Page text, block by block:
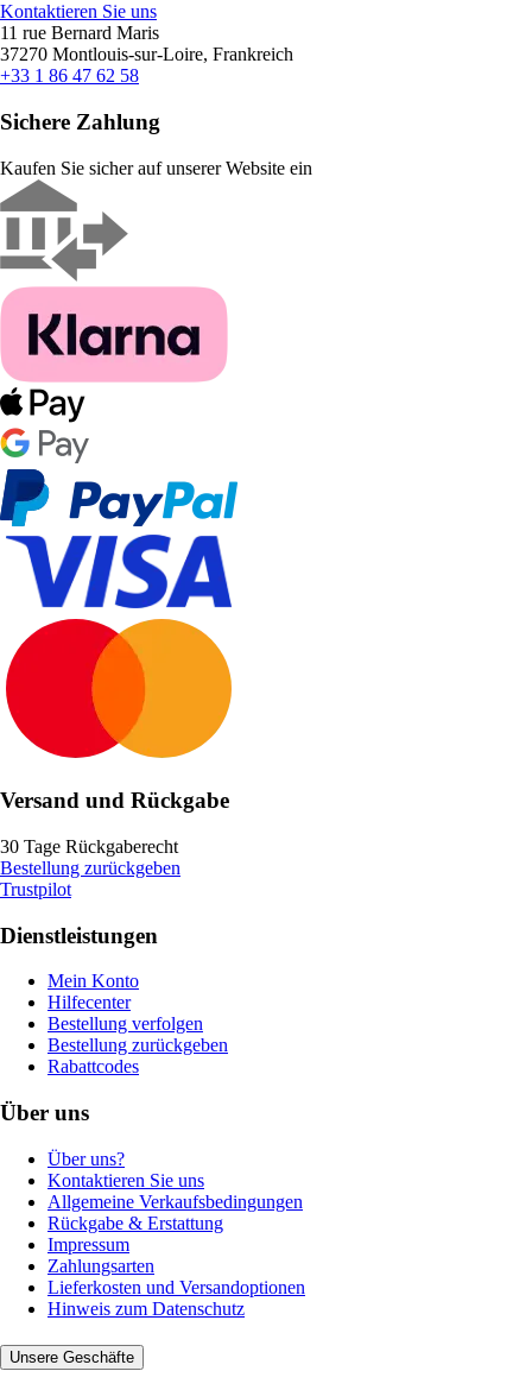
Kontaktieren Sie uns
11 rue Bernard Maris
37270 Montlouis-sur-Loire, Frankreich
+33 1 86 47 62 58
Sichere Zahlung
Kaufen Sie sicher auf unserer Website ein
Versand und Rückgabe
30 Tage Rückgaberecht
Bestellung zurückgeben
Trustpilot
Dienstleistungen
Mein Konto
Hilfecenter
Bestellung verfolgen
Bestellung zurückgeben
Rabattcodes
Über uns
Über uns?
Kontaktieren Sie uns
Allgemeine Verkaufsbedingungen
Rückgabe & Erstattung
Impressum
Zahlungsarten
Lieferkosten und Versandoptionen
Hinweis zum Datenschutz
Unsere Geschäfte